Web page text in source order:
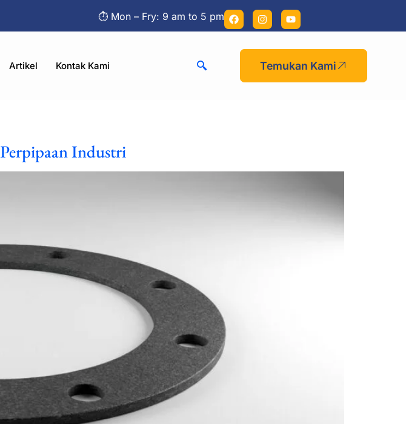
⏱︎ Mon – Fry: 9 am to 5 pm
Artikel Kontak Kami Temukan Kami
Industri